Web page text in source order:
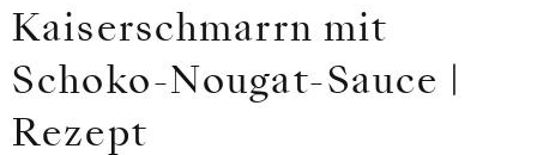
Kaiserschmarrn mit
Schoko-Nougat-Sauce |
Rezept